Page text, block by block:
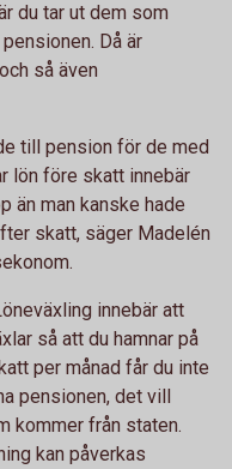
du tar ut dem som
Då är
så även
till pension för de med
lön före skatt innebär
än man kanske hade
skatt, säger Madelén
innebär att
så att du hamnar på
per månad får du inte
pensionen, det vill
kommer från staten.
kan påverkas